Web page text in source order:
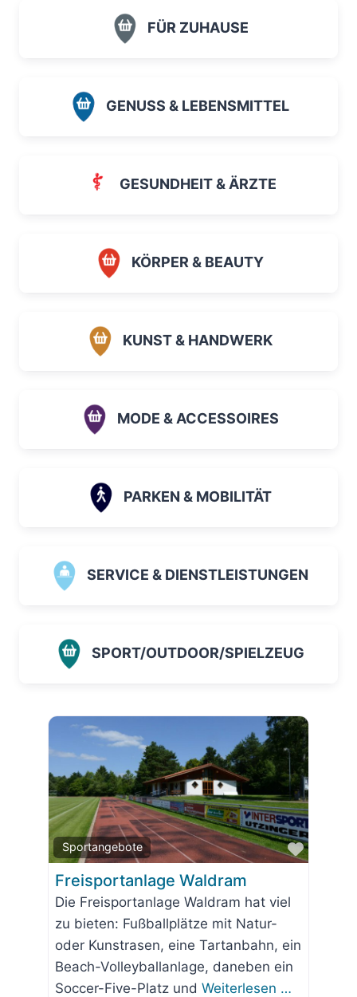
FÜR ZUHAUSE
GENUSS & LEBENSMITTEL
GESUNDHEIT & ÄRZTE
KÖRPER & BEAUTY
KUNST & HANDWERK
MODE & ACCESSOIRES
PARKEN & MOBILITÄT
SERVICE & DIENSTLEISTUNGEN
SPORT/OUTDOOR/SPIELZEUG
Sportangebote
Favorit
Freisportanlage Waldram
Die Freisportanlage Waldram hat viel
zu bieten: Fußballplätze mit Natur-
oder Kunstrasen, eine Tartanbahn, ein
Beach-Volleyballanlage, daneben ein
Soccer-Five-Platz und Weiterlesen …